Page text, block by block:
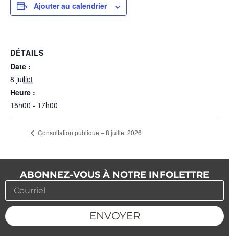
Ajouter au calendrier
DÉTAILS
Date :
8 juillet
Heure :
15h00 - 17h00
Consultation publique – 8 juillet 2026
ABONNEZ-VOUS À NOTRE INFOLETTRE
ENVOYER